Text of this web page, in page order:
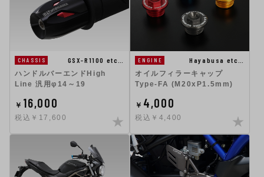
CHASSIS
GSX-R1100 etc…
ハンドルバーエンドHigh
Line 汎用φ14～19
￥ 16,000
税込￥17,600
ENGINE
Hayabusa etc…
オイルフィラーキャップ
Type-FA (M20xP1.5mm)
￥ 4,000
税込￥4,400